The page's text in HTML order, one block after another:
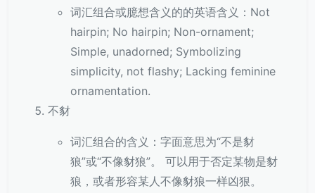
词汇组合或臆想含义的的英语含义：Not
hairpin; No hairpin; Non-ornament;
Simple, unadorned; Symbolizing
simplicity, not flashy; Lacking feminine
ornamentation.
不豺
词汇组合的含义：字面意思为“不是豺
狼”或“不像豺狼”。 可以用于否定某物是豺
狼，或者形容某人不像豺狼一样凶狠。